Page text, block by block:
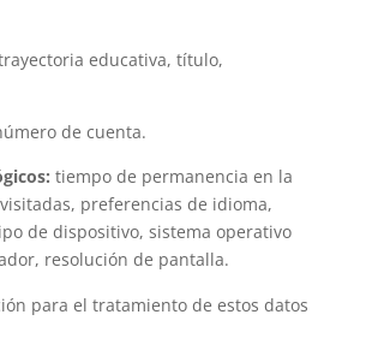
educativa, título,
de cuenta.
tiempo de permanencia en la
preferencias de idioma,
de dispositivo, sistema operativo
resolución de pantalla.
para el tratamiento de estos datos